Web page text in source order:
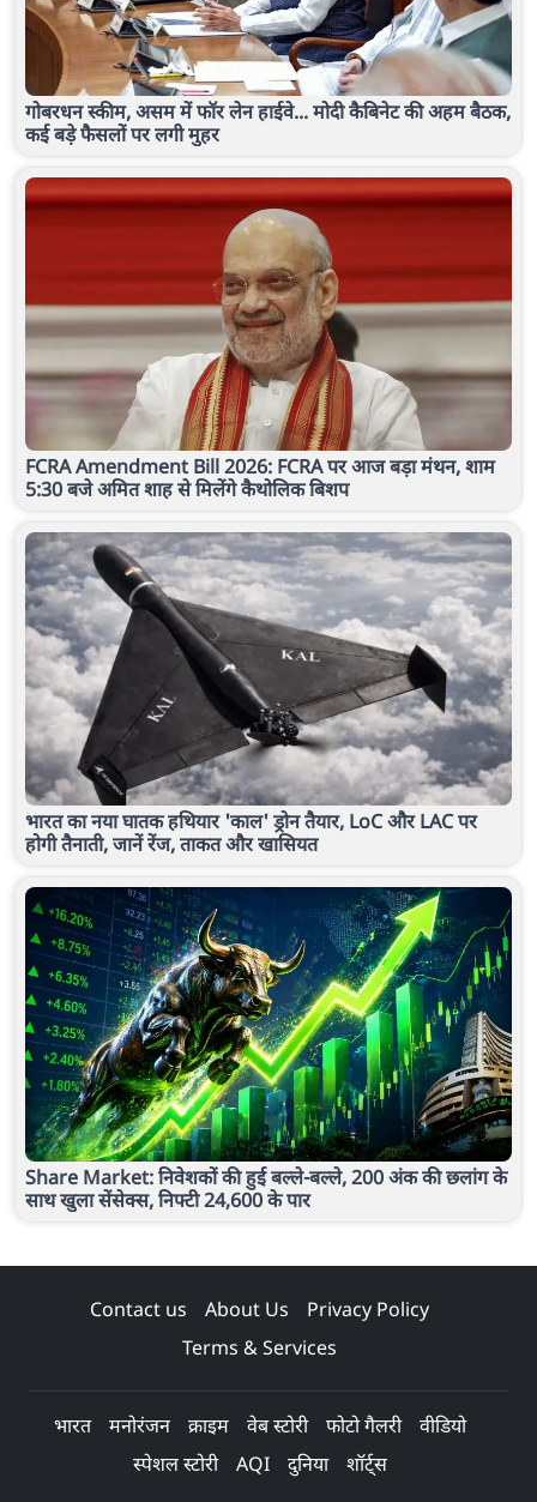
गोबरधन स्कीम, असम में फॉर लेन हाईवे... मोदी कैबिनेट की अहम बैठक,
कई बड़े फैसलों पर लगी मुहर
FCRA Amendment Bill 2026: FCRA पर आज बड़ा मंथन, शाम
5:30 बजे अमित शाह से मिलेंगे कैथोलिक बिशप
भारत का नया घातक हथियार 'काल' ड्रोन तैयार, LoC और LAC पर
होगी तैनाती, जानें रेंज, ताकत और खासियत
Share Market: निवेशकों की हुई बल्ले-बल्ले, 200 अंक की छलांग के
साथ खुला सेंसेक्स, निफ्टी 24,600 के पार
Contact us About Us
Privacy Policy
Terms & Services
भारत मनोरंजन क्राइम वेब स्टोरी फोटो गैलरी
वीडियो
स्पेशल स्टोरी
AQI दुनिया शॉर्ट्स